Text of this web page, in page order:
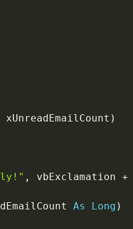
xUnreadEmailCount )
, vbExclamation +
As Long )